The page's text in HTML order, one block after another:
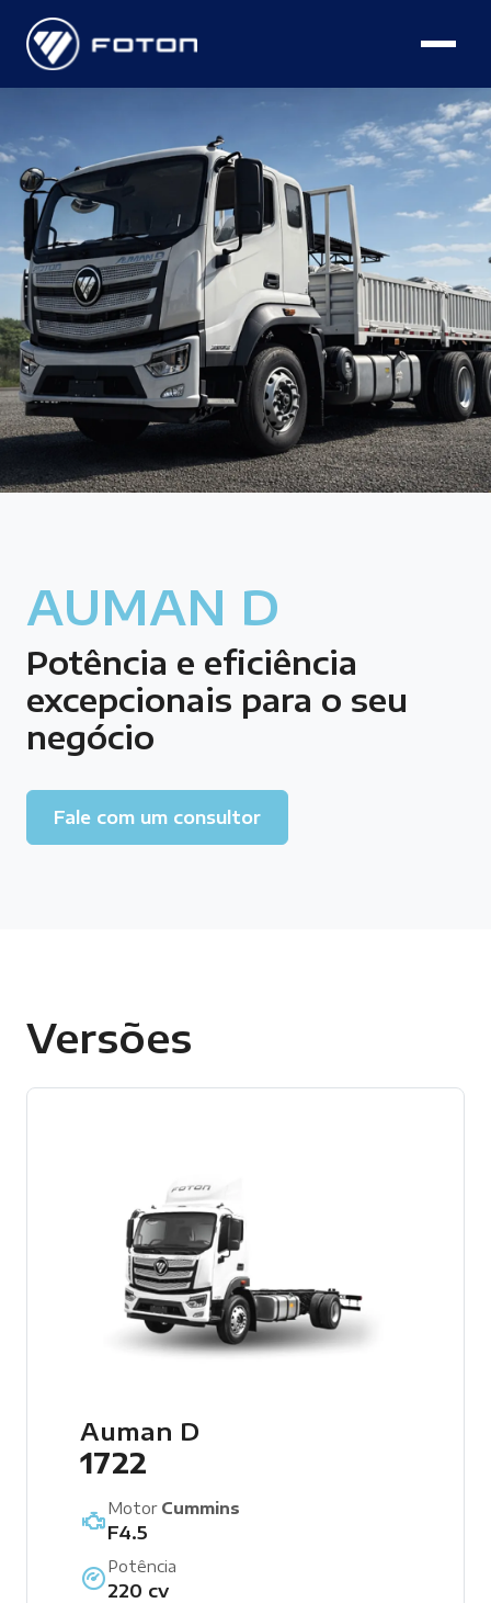
AUMAN D
Potência e eficiência
excepcionais para o seu
negócio
Fale com um consultor
Versões
Auman D
1722
Motor Cummins
F4.5
Potência
220 cv